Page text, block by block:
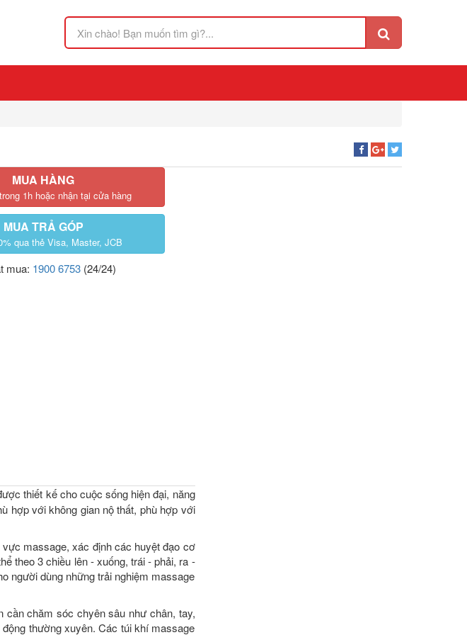
MUA HÀNG
1h hoặc nhận tại cửa hàng
MUA TRẢ GÓP
qua thẻ Visa, Master, JCB
mua: 1900 6753 (24/24)
thiết kế cho cuộc sống hiện đại, năng
hợp với không gian nộ thất, phù hợp với
massage, xác định các huyệt đạo cơ
theo 3 chiều lên - xuống, trái - phải, ra -
người dùng những trải nghiệm massage
cần chăm sóc chyên sâu như chân, tay,
thường xuyên. Các túi khí massage